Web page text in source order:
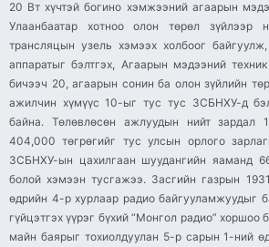
20 Вт хүчтэй богино хэмжээний агаарын
Улаанбаатар хотноо олон төрөл зүйлээр
трансляцын узель хэмээх холбоог
аппаратыг бэлтгэх, Агаарын мэдээний
бичээч 20, агаарын сонин ба олон зүйлийн
ажилчин хүмүүс 10-ыг тус тус ЗСБНХУ-д
байна. Төлөвлөсөн ажлуудын нийт зардал
404,000 төгрөгийг тус улсын орлого
ЗСБНХУ-ын цахилгаан шуудангийн яаманд
болой хэмээн тусгажээ. Засгийн газрын
өдрийн 4-р хурлаар радио байгууламжуудыг
гүйцэтгэх үүрэг бүхий “Монгол радио” хоршоо
майн баярыг тохиолдуулан 5-р сарын 1-ний